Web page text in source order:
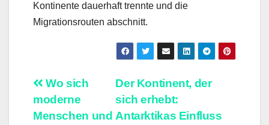
Kontinente dauerhaft trennte und die
Migrationsrouten abschnitt.
Beitragsnavigation
Der Kontinent, der
sich erhebt:
Antarktikas Einfluss
Wo sich
moderne
Menschen und